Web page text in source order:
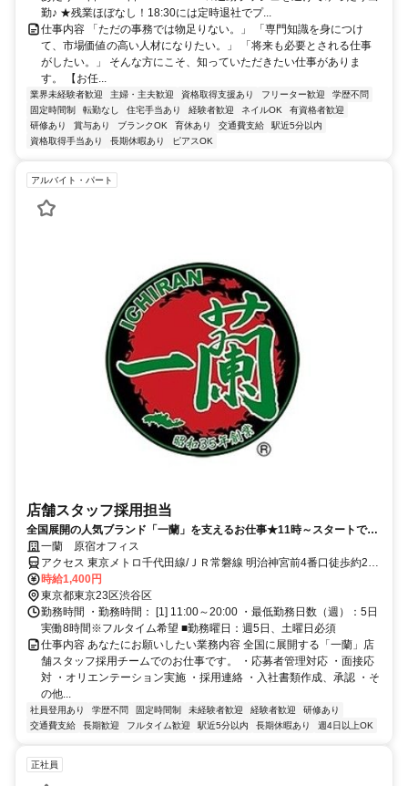
勤♪ ★残業ほぼなし！18:30には定時退社でプ...
仕事内容 「ただの事務では物足りない。」 「専門知識を身につけ
て、市場価値の高い人材になりたい。」 「将来も必要とされる仕事
がしたい。」 そんな方にこそ、知っていただきたい仕事がありま
す。 【お任...
業界未経験者歓迎 主婦・主夫歓迎 資格取得支援あり フリーター歓迎
学歴不問
固定時間制
転勤なし 住宅手当あり 経験者歓迎 ネイルOK
有資格者歓迎
研修あり
賞与あり ブランクOK 育休あり 交通費支給
駅近5分以内
資格取得手当あり
長期休暇あり ピアスOK
アルバイト・パート
店舗スタッフ採用担当
全国展開の人気ブランド「一蘭」を支えるお仕事★11時～スタートで朝
はゆっくり★契約社員登用制度あり
一蘭 原宿オフィス
アクセス 東京メトロ千代田線/ＪＲ常磐線 明治神宮前4番口徒歩約2
分、東京メトロ副都心線 明治神宮前4番口徒歩約2分、ＪＲ山手線 原
宿東口徒歩約6分
時給1,400円
東京都東京23区渋谷区
勤務時間 ・勤務時間： [1] 11:00～20:00 ・最低勤務日数（週）：5日
実働8時間※フルタイム希望 ■勤務曜日：週5日、土曜日必須
仕事内容 あなたにお願いしたい業務内容 全国に展開する「一蘭」店
舗スタッフ採用チームでのお仕事です。 ・応募者管理対応 ・面接応
対 ・オリエンテーション実施 ・採用連絡 ・入社書類作成、承認 ・そ
の他...
社員登用あり 学歴不問 固定時間制 未経験者歓迎 経験者歓迎
研修あり
交通費支給
長期歓迎 フルタイム歓迎 駅近5分以内 長期休暇あり 週4日以上OK
正社員